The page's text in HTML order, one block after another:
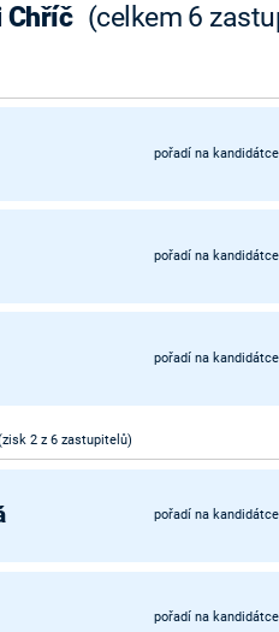
Chříč (celkem 6
pořadí na
pořadí na
pořadí na
2 z 6 zastupitelů)
pořadí na
pořadí na